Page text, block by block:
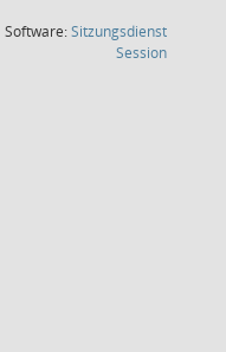
Software:Sitzungsdienst
Session(Wird in